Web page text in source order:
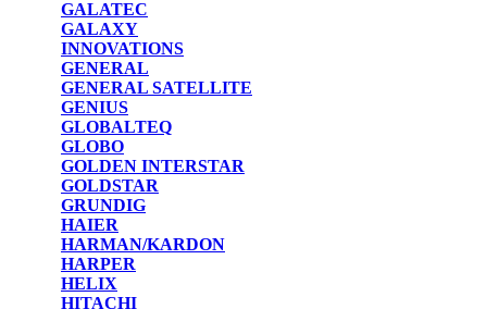
GALATEC
GALAXY
INNOVATIONS
GENERAL
GENERAL SATELLITE
GENIUS
GLOBALTEQ
GLOBO
GOLDEN INTERSTAR
GOLDSTAR
GRUNDIG
HAIER
HARMAN/KARDON
HARPER
HELIX
HITACHI